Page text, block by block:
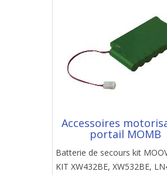
Accessoires
portail MOMB
Batterie de secours kit
KIT XW432BE, XW532BE,